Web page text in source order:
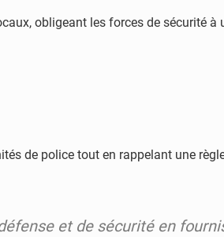
obligeant les forces de sécurité à
de police tout en rappelant une
et de sécurité en